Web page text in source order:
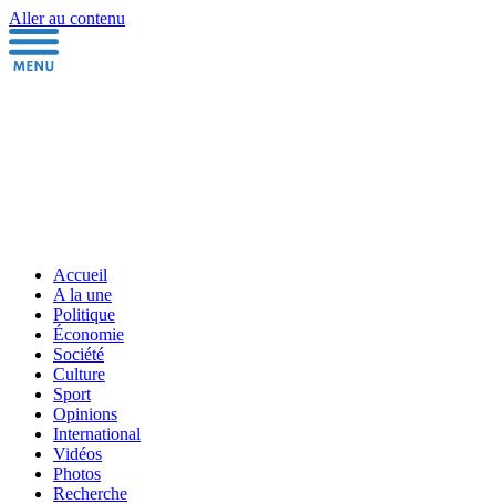
Aller au contenu
Accueil
A la une
Politique
Économie
Société
Culture
Sport
Opinions
International
Vidéos
Photos
Recherche